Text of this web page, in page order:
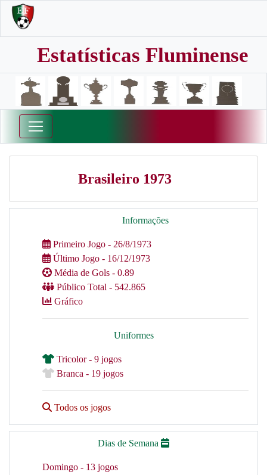
Estatísticas Fluminense
Brasileiro 1973
Informações
Primeiro Jogo - 26/8/1973
Último Jogo - 16/12/1973
Média de Gols - 0.89
Público Total - 542.865
Gráfico
Uniformes
Tricolor - 9 jogos
Branca - 19 jogos
Todos os jogos
Dias de Semana
Domingo - 13 jogos